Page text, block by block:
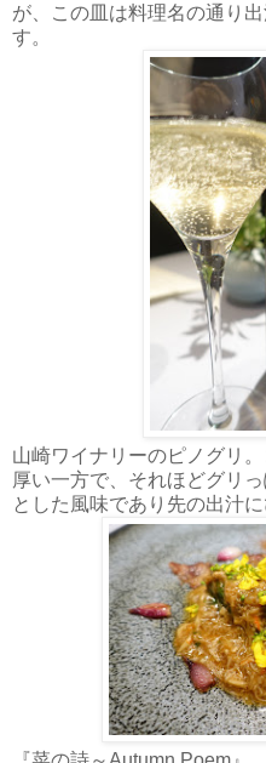
が、この皿は料理名の通り
す。
山崎ワイナリーのピノグリ
厚い一方で、それほどグリ
とした風味であり先の出汁に